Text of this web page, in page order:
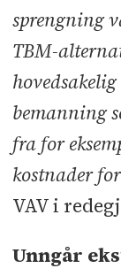
sprengning
TBM-
bemanning
fra for
kostnader
VAV i
Unngår